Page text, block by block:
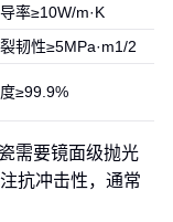
率≥10W/m·K
韧性≥5MPa·m1/2
≥99.9%
需要镜面级抛光
抗冲击性，通常